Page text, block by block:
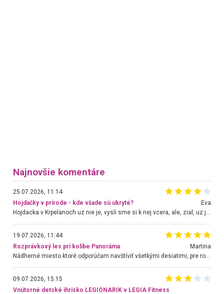
Najnovšie komentáre
25.07.2026, 11:14
Hojdačky v prírode - kde všade sú ukryté?
Eva
Hojdacka v Krpelanoch uz nie je, vysli sme si k nej vcera, ale, zial, uz je znicena. Ak sem planujete cestu len kvoli hojdacke, mozete si ju usetrit. Krasny vyhlad je tu vsak aj bez hojdacky :-)
19.07.2026, 11:44
Rozprávkový les pri kolibe Panoráma
Martina
Nádherné miesto ktoré odporúčam navštíviť všetkými desiatimi, pre rodiny s deťmi, dôchodcom... Proste a jednoducho ozaj rozprávkový les.. určite ešte prídeme. Odniesli sme si na pamiatku krásne tričká,
09.07.2026, 15:15
Vnútorné detské ihrisko LEGIONARIK v LEGIA Fitness